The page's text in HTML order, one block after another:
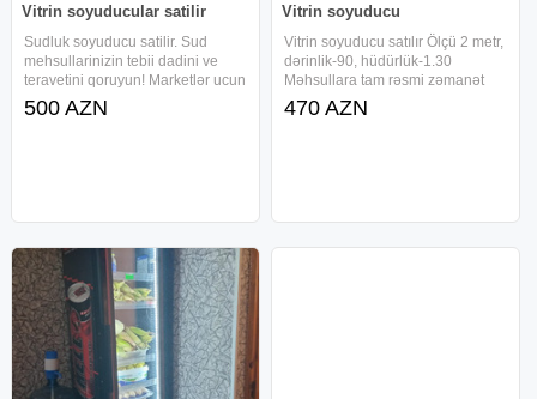
Vitrin soyuducular satilir
Sudluk soyuducu satilir. Sud
mehsullarinizin tebii dadini ve
teravetini qoruyun! Marketlər ucun
nəzərdə tutulmuşdur
Soyuducularimiz yenidir rəsmi
500 AZN
Vitrin soyuducu
Vitrin soyuducu satılır Ölçü 2 metr,
dərinlik-90, hüdürlük-1.30
Məhsullara tam rəsmi zəmanət
verilir Gəlib baxa bilərsiz ünvan
Sabunçu Əlaqə üçün zəng edin
470 AZN